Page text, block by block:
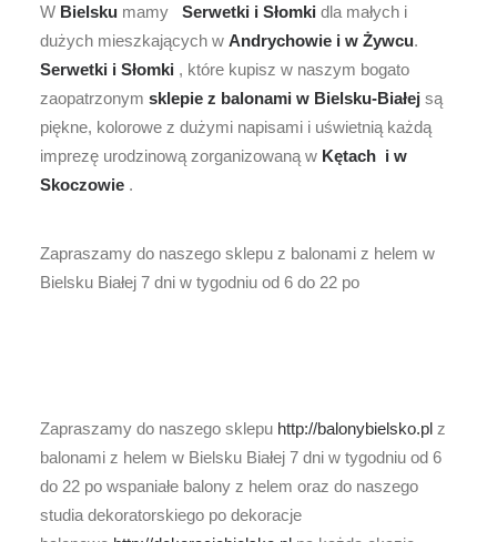
W Bielsku mamy Serwetki i Słomki dla małych i
dużych mieszkających w Andrychowie i w Żywcu.
Serwetki i Słomki , które kupisz w naszym bogato
zaopatrzonym sklepie z balonami w Bielsku-Białej są
piękne, kolorowe z dużymi napisami i uświetnią każdą
imprezę urodzinową zorganizowaną w Kętach i w
Skoczowie .
Zapraszamy do naszego sklepu z balonami z helem w
Bielsku Białej 7 dni w tygodniu od 6 do 22 po
Zapraszamy do naszego sklepu http://balonybielsko.pl z
balonami z helem w Bielsku Białej 7 dni w tygodniu od 6
do 22 po wspaniałe balony z helem oraz do naszego
studia dekoratorskiego po dekoracje